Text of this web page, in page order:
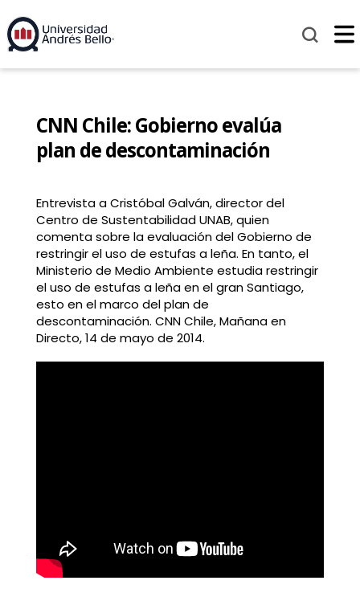
CNN Chile: Gobierno evalúa
plan de descontaminación
Entrevista a Cristóbal Galván, director del
Centro de Sustentabilidad UNAB, quien
comenta sobre la evaluación del Gobierno de
restringir el uso de estufas a leña. En tanto, el
Ministerio de Medio Ambiente estudia restringir
el uso de estufas a leña en el gran Santiago,
esto en el marco del plan de
descontaminación. CNN Chile, Mañana en
Directo, 14 de mayo de 2014.